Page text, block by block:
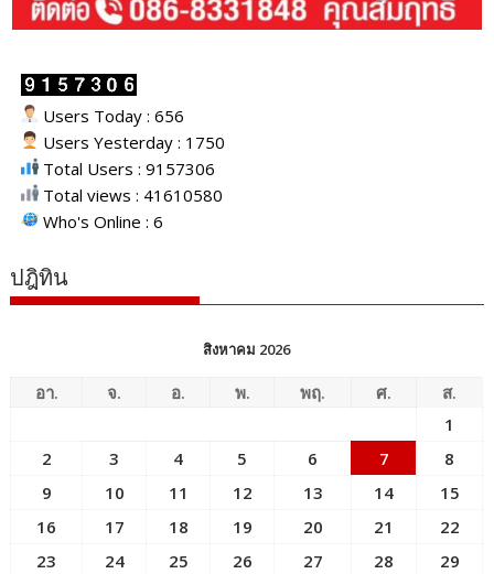
Users Today : 656
Users Yesterday : 1750
Total Users : 9157306
Total views : 41610580
Who's Online : 6
ปฎิทิน
สิงหาคม 2026
อา. จ. อ. พ. พฤ. ศ.
ส.
1
2
3 4 5 6 7
8
9
10 11 12 13 14
15
16
17 18 19 20 21
22
23
24 25 26 27 28
29